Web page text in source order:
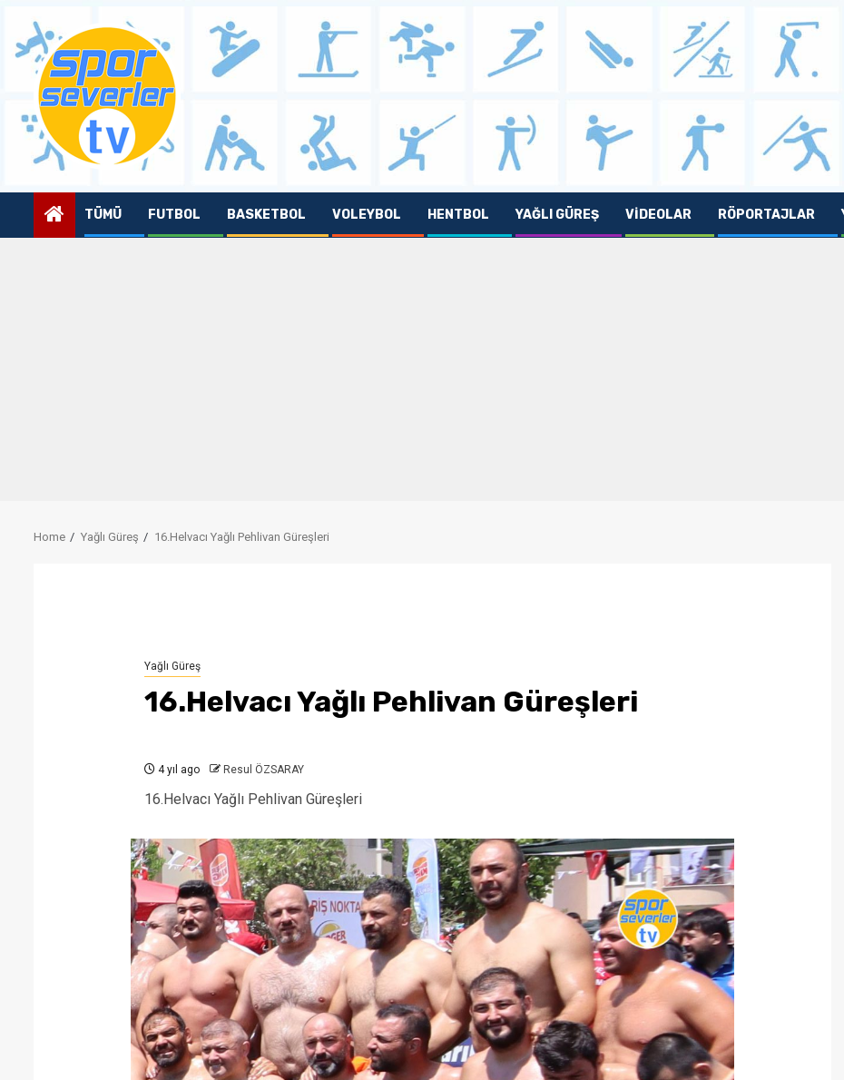
content
TÜMÜ FUTBOL BASKETBOL VOLEYBOL HENTBOL YAĞLI GÜREŞ VIDEOLAR RÖPORTAJLAR
Home Yağlı Güreş 16.Helvacı Yağlı Pehlivan Güreşleri
Yağlı Güreş
16.Helvacı Yağlı Pehlivan Güreşleri
4 yıl ago Resul ÖZSARAY
16.Helvacı Yağlı Pehlivan Güreşleri